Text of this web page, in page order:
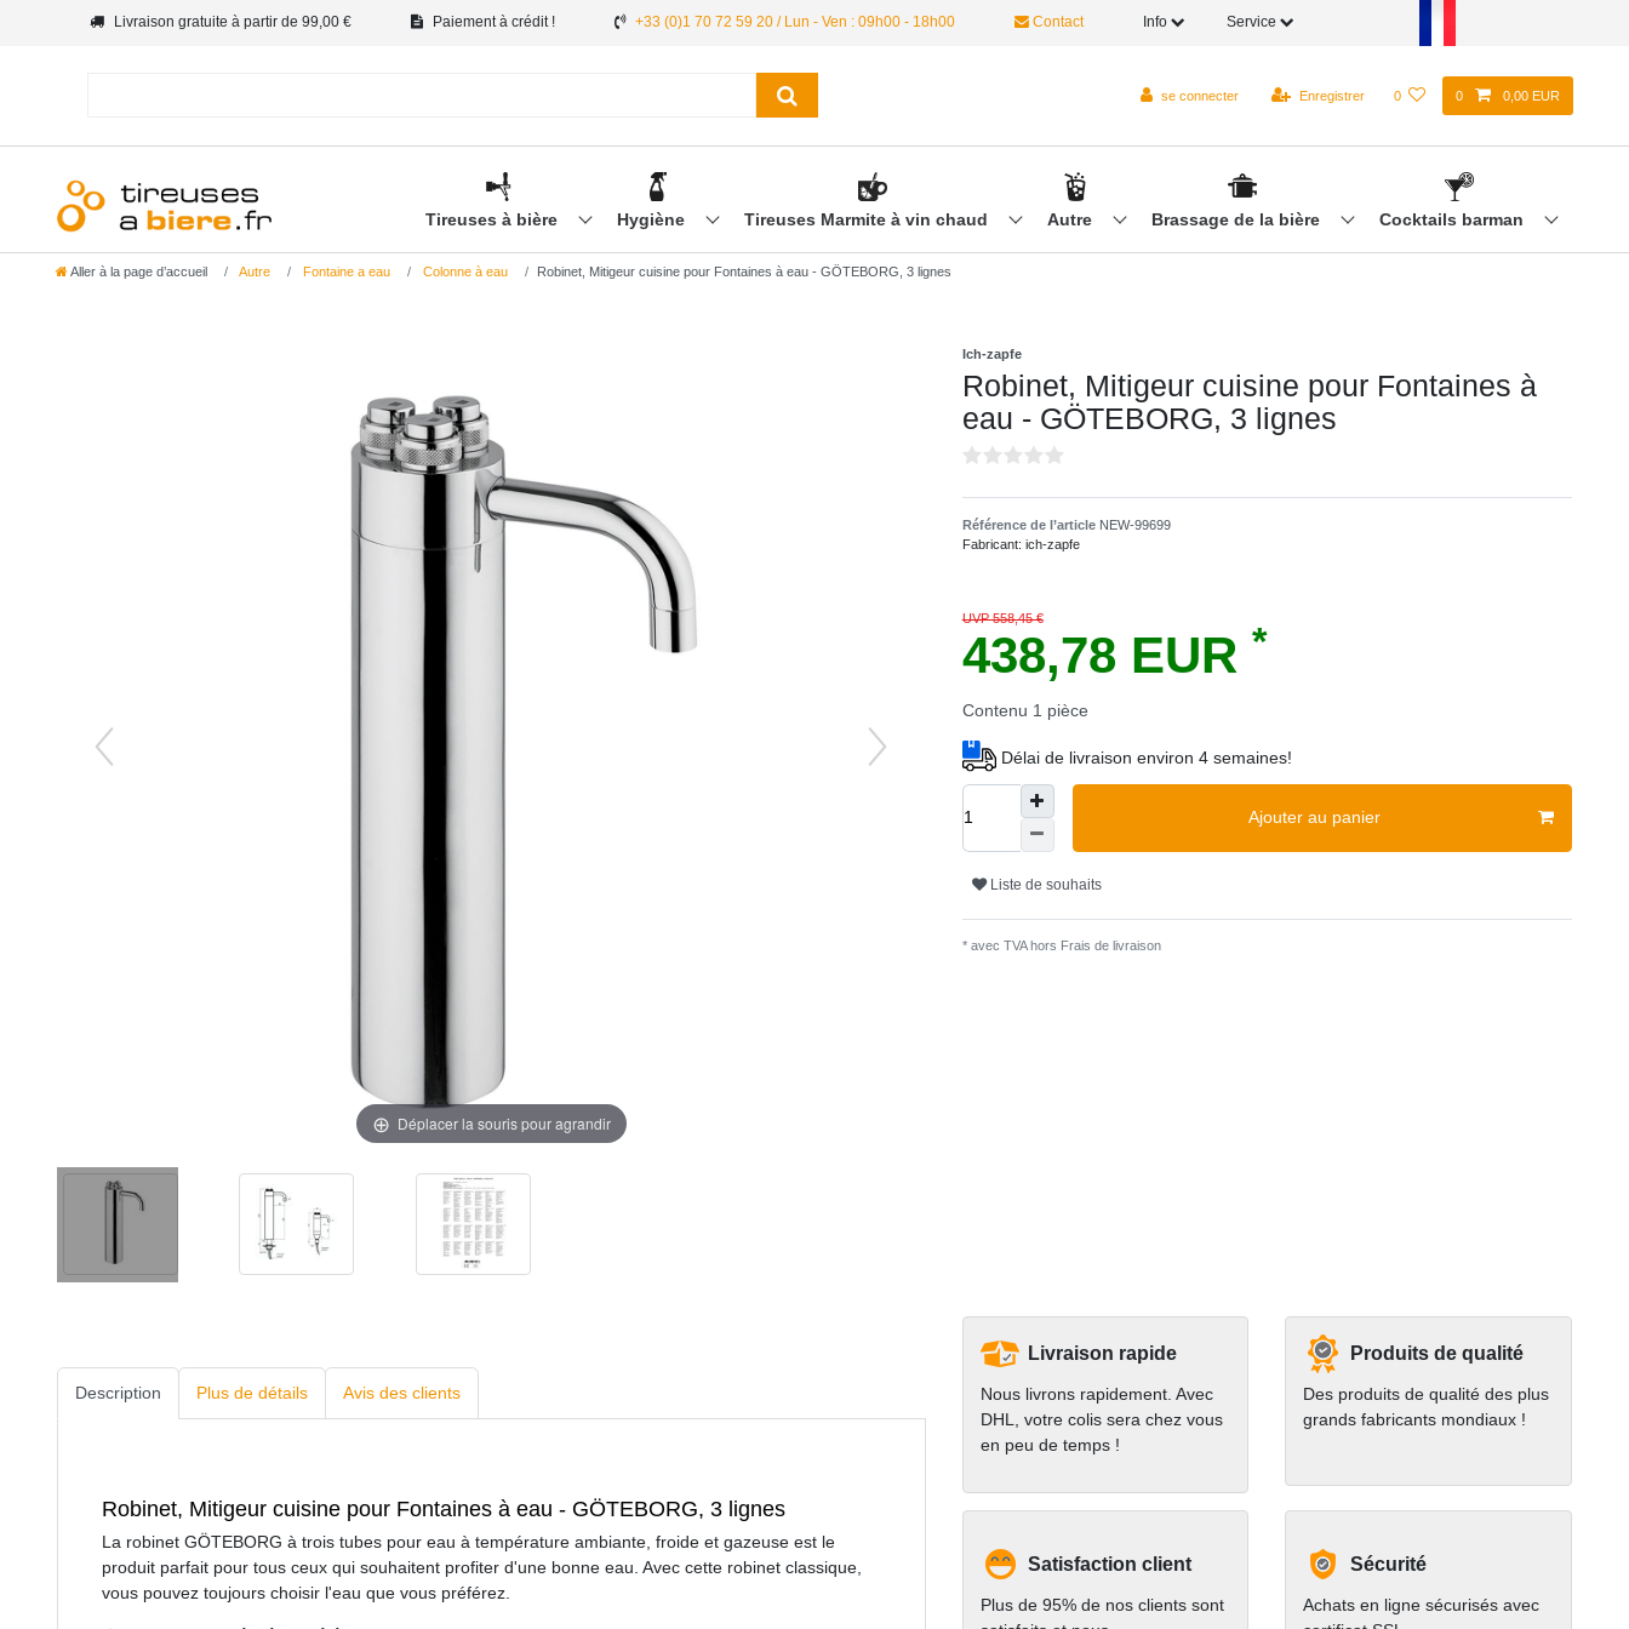
Livraison gratuite à partir de 99,00 € Paiement à crédit ! +33 (0)1 70 72 59 20 / Lun - Ven : 09h00 - 18h00 Contact Info Service
se connecter Enregistrer 0 0 0,00 EUR
Tireuses à bière Hygiène Tireuses Marmite à vin chaud Autre Brassage de la bière Cocktails barman
Aller à la page d’accueil Autre Fontaine a eau Сolonne à eau Robinet, Mitigeur cuisine pour Fontaines à eau - GÖTEBORG, 3 lignes
Déplacer la souris pour agrandir
Ich-zapfe
Robinet, Mitigeur cuisine pour Fontaines à
eau - GÖTEBORG, 3 lignes
Référence de l’article NEW-99699
Fabricant: ich-zapfe
UVP 558,45 €
438,78 EUR *
Contenu 1 pièce
Délai de livraison environ 4 semaines!
Ajouter au panier
Liste de souhaits
* avec TVA hors Frais de livraison
Description Plus de détails Avis des clients
Robinet, Mitigeur cuisine pour Fontaines à eau - GÖTEBORG, 3 lignes
La robinet GÖTEBORG à trois tubes pour eau à température ambiante, froide et gazeuse est le
produit parfait pour tous ceux qui souhaitent profiter d'une bonne eau. Avec cette robinet classique,
vous pouvez toujours choisir l'eau que vous préférez.
Livraison rapide
Nous livrons rapidement. Avec
DHL, votre colis sera chez vous
en peu de temps !
Produits de qualité
Des produits de qualité des plus
grands fabricants mondiaux !
Satisfaction client
Plus de 95% de nos clients sont
Sécurité
Achats en ligne sécurisés avec